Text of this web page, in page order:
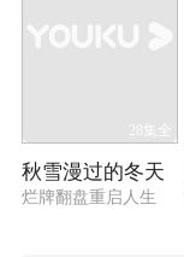
28集全
秋雪漫过的冬天
烂牌翻盘重启人生